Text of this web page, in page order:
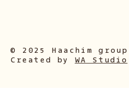
© 2025 Haachim
Created by WA Studio